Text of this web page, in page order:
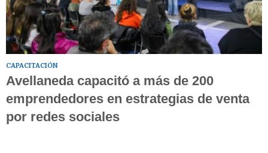
CAPACITACIÓN
Avellaneda capacitó a más de 200
emprendedores en estrategias de venta
por redes sociales